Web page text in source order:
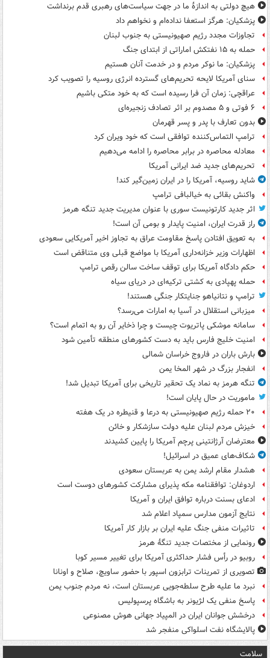
هیچ دولتی به اندازۀ ما در جهت سیاست‌های رهبری قدم برنداشت
پزشکیان: هرگز استعفا نداده‌ام و نخواهم داد
تجاوزات مجدد رژیم صهیونیستی به جنوب لبنان
حمله به ۱۵ نفتکش‌ اماراتی از ابتدای جنگ
پزشکیان: ما نوکر مردم و در خدمت آنان هستیم
سنای آمریکا لایحه تحریم‌های گسترده انرژی روسیه را تصویب کرد
عراقچی: زمان آن فرا رسیده است که به خود متکی باشیم
۶ فوتی و ۵ مصدوم بر اثر تصادف زنجیره‌ای
بدون تعارف با پدر و پسر قهرمان
ترامپ التماس‌کننده توافقی است که خود ویران کرد
معادله محاصره در برابر محاصره را ادامه می‌دهیم
تحریم‌های جدید ضد ایرانی آمریکا
شاید روسیه، آمریکا را در ایران زمین‌گیر کند!
واکنش بقائی به خیالبافی ترامپ
اثر جدید کارتونیست سوری با عنوان مدیریت جدید تنگه هرمز
راز قدرت ایران، امنیت پایدار و بومی آن است!
به تعویق افتادن پاسخ مقاومت عراق به تجاوز اخیر آمریکایی سعودی
اظهارات وزیر خزانه‌داری آمریکا با مواضع قبلی وی متناقض است
حکم دادگاه آمریکا برای توقف ساخت سالن رقص ترامپ
حمله پهپادی به کشتی ترکیه‌ای در دریای سیاه
ترامپ و نتانیاهو جنایتکار جنگی هستند!
میزبانی استقلال در آسیا به امارات می‌رسد؟
سامانه موشکی پاتریوت چیست و چرا ذخایر آن رو به اتمام است؟
امنیت خلیج فارس باید به دست کشورهای منطقه تأمین شود
بارش باران در فاروج خراسان شمالی
انفجار بزرگ در شهر المخا یمن
تنگه هرمز به نماد یک تحقیر تاریخی برای آمریکا تبدیل شد!
ماموریت در حال پایان است!
۲۰ حمله رژیم صهیونیستی به درعا و قنیطره در یک هفته
خیزش مردم لبنان علیه دولت سازشکار و خائن
معترضان آرژانتینی پرچم آمریکا را پایین کشیدند
شکاف‌های عمیق در اسرائیل!
هشدار مقام ارشد یمن به عربستان سعودی
اردوغان: توافقنامه مکه پذیرای مشارکت کشورهای دوست است
ادعای بسنت درباره توافق ایران و آمریکا
نتایج آزمون مدارس سمپاد اعلام شد
تاثیرات منفی جنگ علیه ایران بر بازار کار آمریکا
رونمایی از مختصات جدید تنگۀ هرمز
روبیو در رأس فشار حداکثری آمریکا برای تغییر مسیر کوبا
تصویری از تمرینات ترابزون اسپور با حضور ساویچ، صلاح و اونانا
نبرد ما علیه طرح سلطه‌جویی عربستان است، نه مردم جنوب یمن
پاسخ منفی یک لژیونر به باشگاه پرسپولیس
درخشش جوانان ایران در المپیاد جهانی هوش مصنوعی
پالایشگاه نفت اسلواکی منفجر شد
سلامت